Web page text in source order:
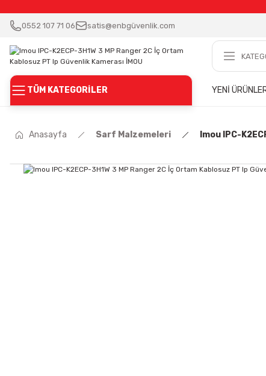
0552 107 71 06 satis@enbgüvenlik.com
TÜM KATEGORİLER YENİ
Anasayfa Sarf Malzemeleri Imou IPC-